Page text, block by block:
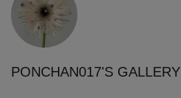
PONCHAN017'S GALLERY